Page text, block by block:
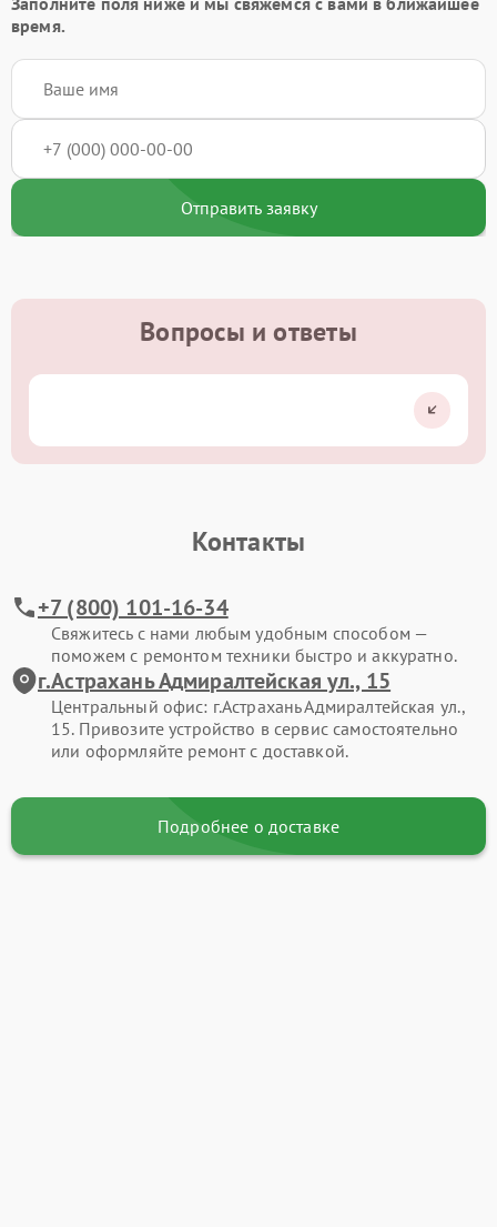
время.
Отправить заявку
Вопросы и ответы
Контакты
+7 (800) 101-16-34
Свяжитесь с нами любым удобным способом —
поможем с ремонтом техники быстро и аккуратно.
г.Астрахань Адмиралтейская ул., 15
Центральный офис: г.Астрахань Адмиралтейская ул.,
15. Привозите устройство в сервис самостоятельно
или оформляйте ремонт с доставкой.
Подробнее о доставке